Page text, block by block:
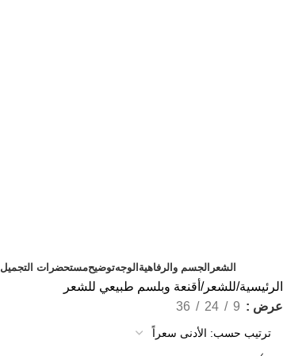
الشعر الجسم والرفاهية الوجهتوضيحمستحضرات التجميل
الرئيسية للشعر أقنعة وبلسم طبيعي للشعر
عرض
9
24
36